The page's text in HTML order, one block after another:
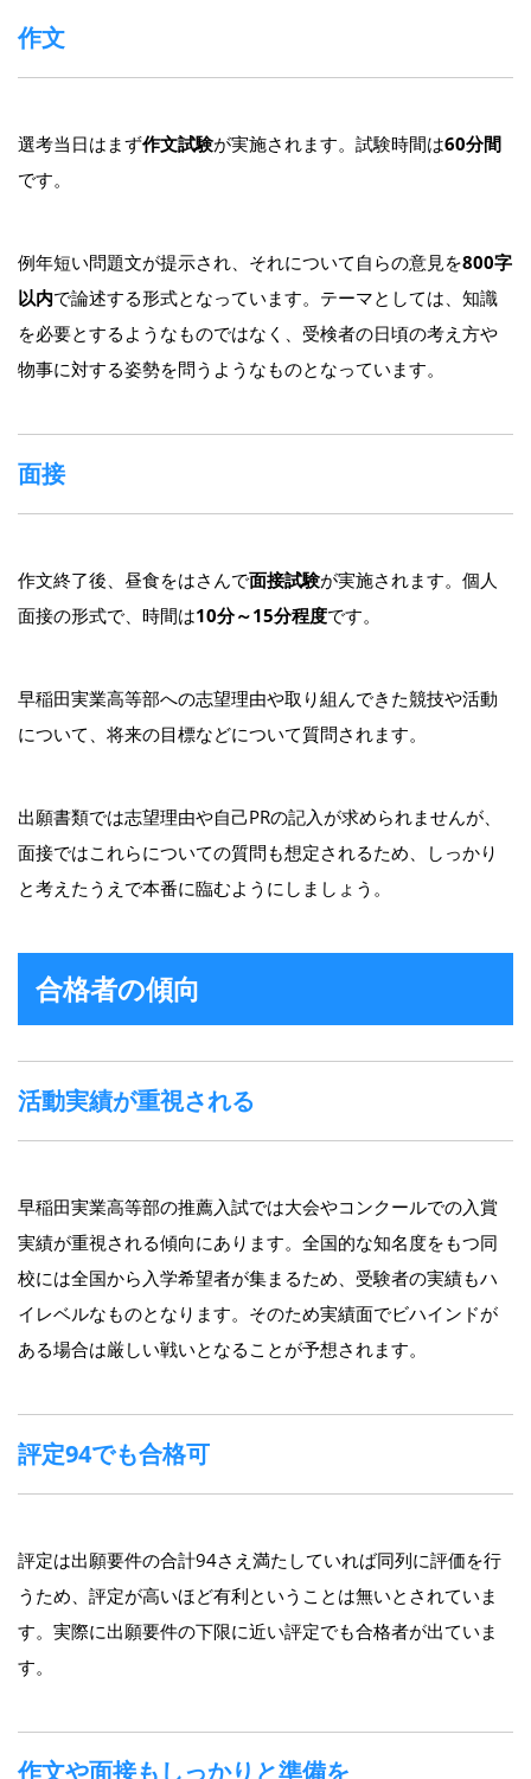
作文
選考当日はまず作文試験が実施されます。試験時間は60分間
です。
例年短い問題文が提示され、それについて自らの意見を800字
以内で論述する形式となっています。テーマとしては、知識
を必要とするようなものではなく、受検者の日頃の考え方や
物事に対する姿勢を問うようなものとなっています。
面接
作文終了後、昼食をはさんで面接試験が実施されます。個人
面接の形式で、時間は10分～15分程度です。
早稲田実業高等部への志望理由や取り組んできた競技や活動
について、将来の目標などについて質問されます。
出願書類では志望理由や自己PRの記入が求められませんが、
面接ではこれらについての質問も想定されるため、しっかり
と考えたうえで本番に臨むようにしましょう。
合格者の傾向
活動実績が重視される
早稲田実業高等部の推薦入試では大会やコンクールでの入賞
実績が重視される傾向にあります。全国的な知名度をもつ同
校には全国から入学希望者が集まるため、受験者の実績もハ
イレベルなものとなります。そのため実績面でビハインドが
ある場合は厳しい戦いとなることが予想されます。
評定94でも合格可
評定は出願要件の合計94さえ満たしていれば同列に評価を行
うため、評定が高いほど有利ということは無いとされていま
す。実際に出願要件の下限に近い評定でも合格者が出ていま
す。
作文や面接もしっかりと準備を